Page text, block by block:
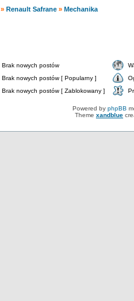
» Renault Safrane » Mechanika
Brak nowych postów
Brak nowych postów [ Popularny ]
Brak nowych postów [ Zablokowany ]
Powered by phpBB
Theme xandblue